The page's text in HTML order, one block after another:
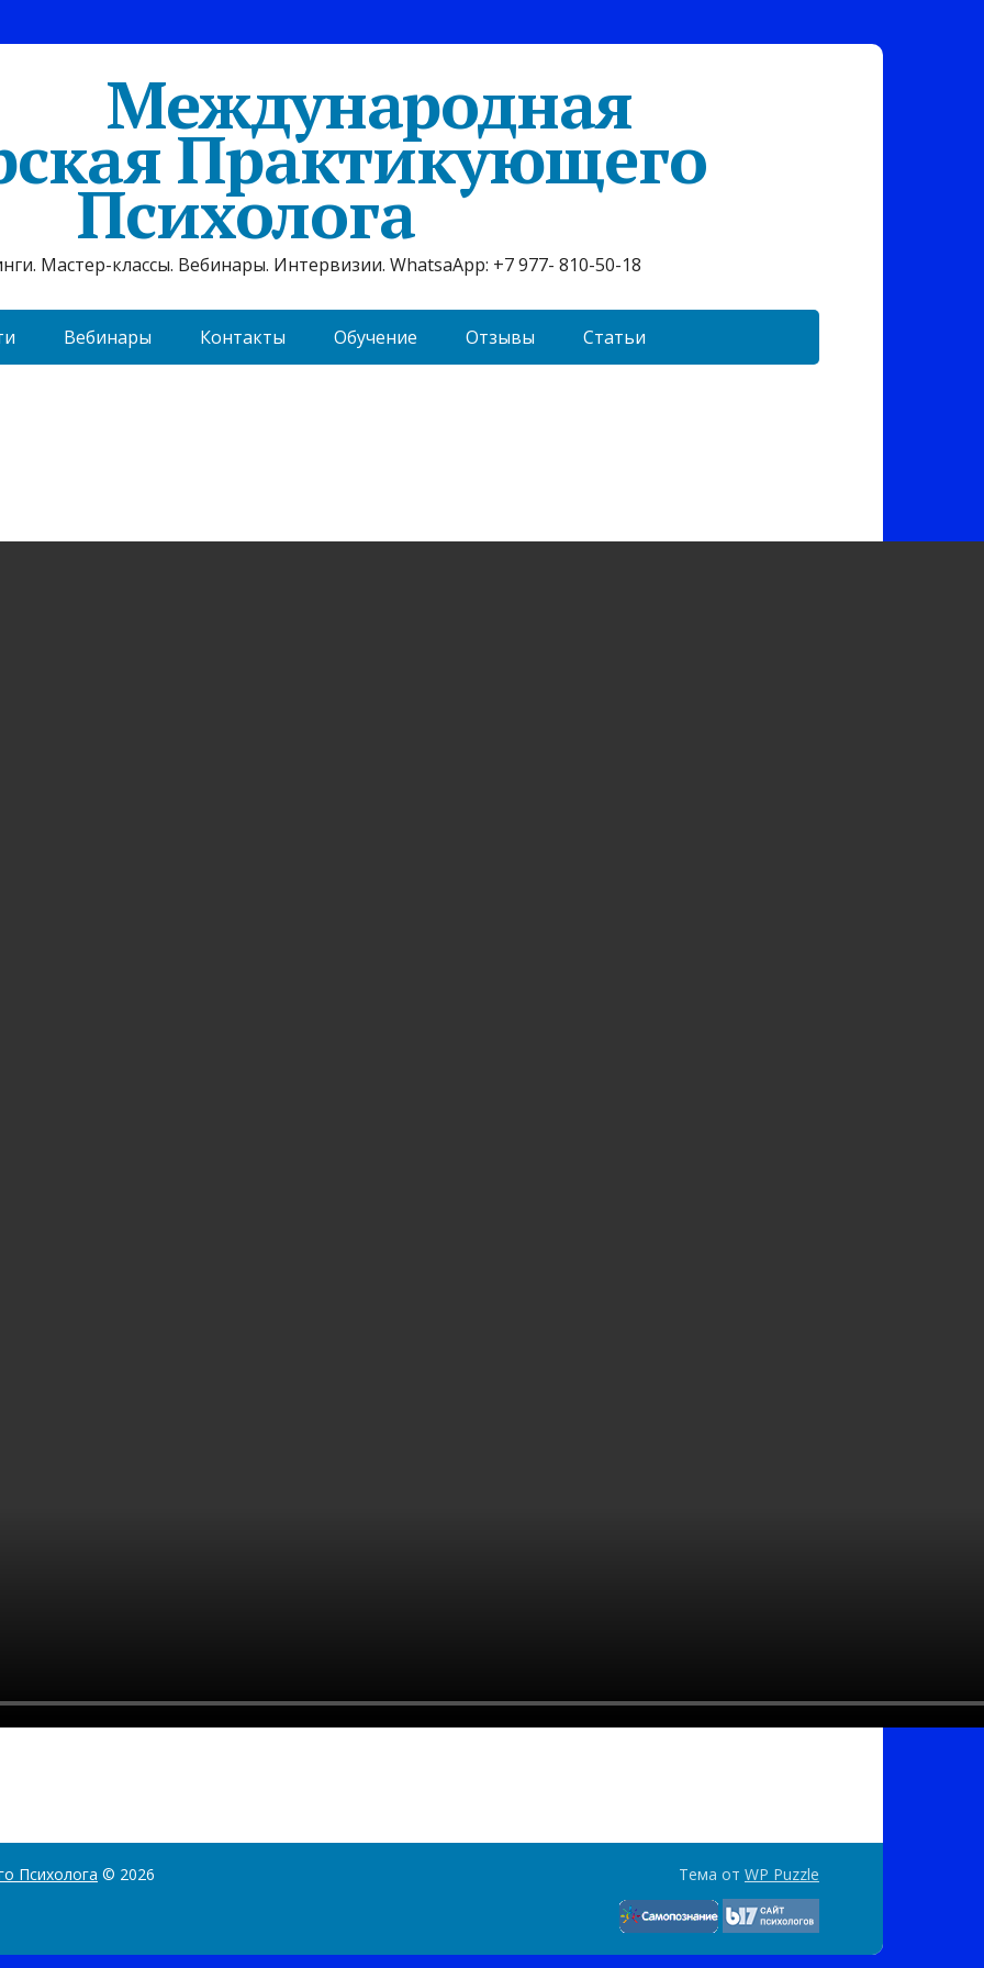
Международная
Практикующего
Психолога
Мастер-классы. Вебинары. Интервизии. WhatsaApp: +7 977- 810-50-18
Вебинары Контакты Обучение Отзывы Статьи
Психолога © 2026 Тема от WP Puzzle